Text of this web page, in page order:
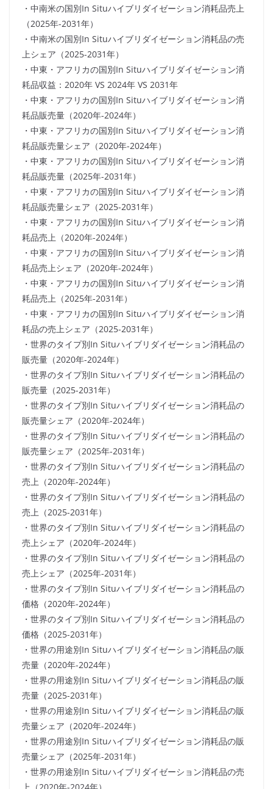
・中南米の国別In Situハイブリダイゼーション消耗品売上
（2025年-2031年）
・中南米の国別In Situハイブリダイゼーション消耗品の売
上シェア（2025-2031年）
・中東・アフリカの国別In Situハイブリダイゼーション消
耗品収益：2020年 VS 2024年 VS 2031年
・中東・アフリカの国別In Situハイブリダイゼーション消
耗品販売量（2020年-2024年）
・中東・アフリカの国別In Situハイブリダイゼーション消
耗品販売量シェア（2020年-2024年）
・中東・アフリカの国別In Situハイブリダイゼーション消
耗品販売量（2025年-2031年）
・中東・アフリカの国別In Situハイブリダイゼーション消
耗品販売量シェア（2025-2031年）
・中東・アフリカの国別In Situハイブリダイゼーション消
耗品売上（2020年-2024年）
・中東・アフリカの国別In Situハイブリダイゼーション消
耗品売上シェア（2020年-2024年）
・中東・アフリカの国別In Situハイブリダイゼーション消
耗品売上（2025年-2031年）
・中東・アフリカの国別In Situハイブリダイゼーション消
耗品の売上シェア（2025-2031年）
・世界のタイプ別In Situハイブリダイゼーション消耗品の
販売量（2020年-2024年）
・世界のタイプ別In Situハイブリダイゼーション消耗品の
販売量（2025-2031年）
・世界のタイプ別In Situハイブリダイゼーション消耗品の
販売量シェア（2020年-2024年）
・世界のタイプ別In Situハイブリダイゼーション消耗品の
販売量シェア（2025年-2031年）
・世界のタイプ別In Situハイブリダイゼーション消耗品の
売上（2020年-2024年）
・世界のタイプ別In Situハイブリダイゼーション消耗品の
売上（2025-2031年）
・世界のタイプ別In Situハイブリダイゼーション消耗品の
売上シェア（2020年-2024年）
・世界のタイプ別In Situハイブリダイゼーション消耗品の
売上シェア（2025年-2031年）
・世界のタイプ別In Situハイブリダイゼーション消耗品の
価格（2020年-2024年）
・世界のタイプ別In Situハイブリダイゼーション消耗品の
価格（2025-2031年）
・世界の用途別In Situハイブリダイゼーション消耗品の販
売量（2020年-2024年）
・世界の用途別In Situハイブリダイゼーション消耗品の販
売量（2025-2031年）
・世界の用途別In Situハイブリダイゼーション消耗品の販
売量シェア（2020年-2024年）
・世界の用途別In Situハイブリダイゼーション消耗品の販
売量シェア（2025年-2031年）
・世界の用途別In Situハイブリダイゼーション消耗品の売